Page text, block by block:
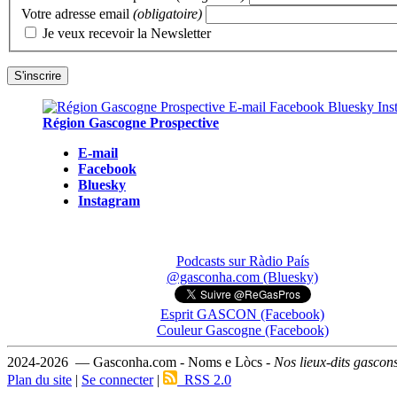
Votre adresse email (obligatoire)
Je veux recevoir la Newsletter
Région Gascogne Prospective
E-mail
Facebook
Bluesky
Instagram
Podcasts sur Ràdio País
@gasconha.com (Bluesky)
Esprit GASCON (Facebook)
Couleur Gascogne (Facebook)
2024-2026 — Gasconha.com - Noms e Lòcs - Nos lieux-dits
Plan du site | Se connecter| RSS 2.0